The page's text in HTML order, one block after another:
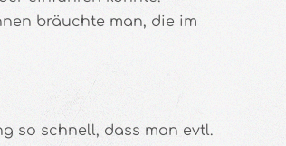
bräuchte man, die im
so schnell, dass man evtl.